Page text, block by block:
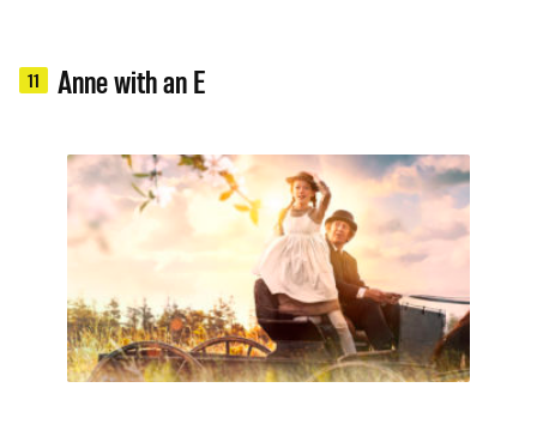
11 Anne with an E